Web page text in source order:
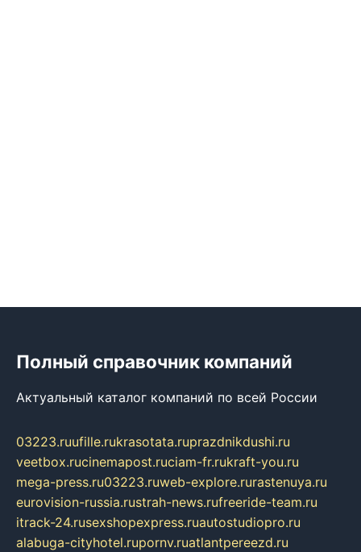
Полный справочник компаний
Актуальный каталог компаний по всей России
03223.ruufille.rukrasotata.ruprazdnikdushi.ru
veetbox.rucinemapost.ruciam-fr.rukraft-you.ru
mega-press.ru03223.ruweb-explore.rurastenuya.ru
eurovision-russia.rustrah-news.rufreeride-team.ru
itrack-24.rusexshopexpress.ruautostudiopro.ru
alabuga-cityhotel.rupornv.ruatlantpereezd.ru